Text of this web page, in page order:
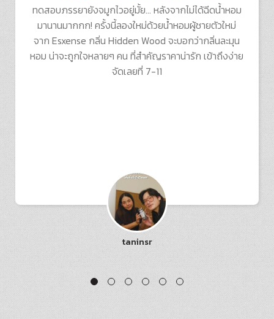
ทดสอบภรรยายังจมูกไวอยู่มั้ย… หลังจากไม่ได้ฉีดน้ำหอม
มานานมากกก! ครั้งนี้ลองใหม่ด้วยน้ำหอมผู้ชายตัวใหม่
จาก Esxense กลิ่น Hidden Wood จะบอกว่ากลิ่นละมุน
หอม น่าจะถูกใจหลายๆ คน ที่สำคัญราคาน่ารัก เข้าถึงง่าย
จัดเลยที่ 7-11
taninsr